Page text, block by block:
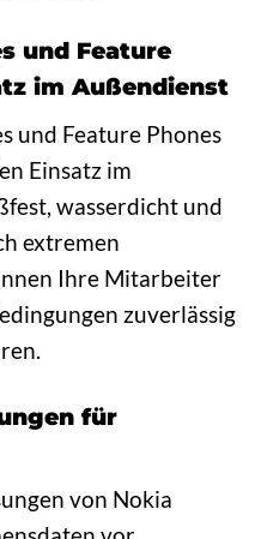
und Feature
im Außendienst
und Feature Phones
Einsatz im
wasserdicht und
extremen
Ihre Mitarbeiter
zuverlässig
für
von Nokia